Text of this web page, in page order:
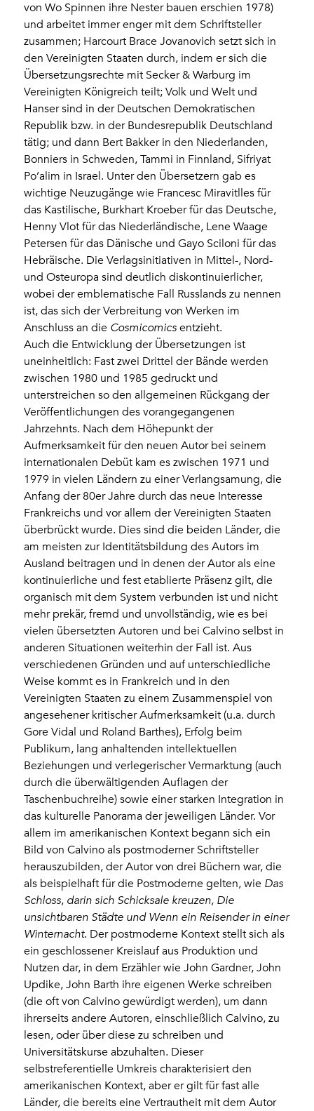
von Wo Spinnen ihre Nester bauen erschien 1978)
und arbeitet immer enger mit dem Schriftsteller
zusammen; Harcourt Brace Jovanovich setzt sich in
den Vereinigten Staaten durch, indem er sich die
Übersetzungsrechte mit Secker & Warburg im
Vereinigten Königreich teilt; Volk und Welt und
Hanser sind in der Deutschen Demokratischen
Republik bzw. in der Bundesrepublik Deutschland
tätig; und dann Bert Bakker in den Niederlanden,
Bonniers in Schweden, Tammi in Finnland, Sifriyat
Po’alim in Israel. Unter den Übersetzern gab es
wichtige Neuzugänge wie Francesc Miravitlles für
das Kastilische, Burkhart Kroeber für das Deutsche,
Henny Vlot für das Niederländische, Lene Waage
Petersen für das Dänische und Gayo Sciloni für das
Hebräische. Die Verlagsinitiativen in Mittel-, Nord-
und Osteuropa sind deutlich diskontinuierlicher,
wobei der emblematische Fall Russlands zu nennen
ist, das sich der Verbreitung von Werken im
Anschluss an die Cosmicomics entzieht.
Auch die Entwicklung der Übersetzungen ist
uneinheitlich: Fast zwei Drittel der Bände werden
zwischen 1980 und 1985 gedruckt und
unterstreichen so den allgemeinen Rückgang der
Veröffentlichungen des vorangegangenen
Jahrzehnts. Nach dem Höhepunkt der
Aufmerksamkeit für den neuen Autor bei seinem
internationalen Debüt kam es zwischen 1971 und
1979 in vielen Ländern zu einer Verlangsamung, die
Anfang der 80er Jahre durch das neue Interesse
Frankreichs und vor allem der Vereinigten Staaten
überbrückt wurde. Dies sind die beiden Länder, die
am meisten zur Identitätsbildung des Autors im
Ausland beitragen und in denen der Autor als eine
kontinuierliche und fest etablierte Präsenz gilt, die
organisch mit dem System verbunden ist und nicht
mehr prekär, fremd und unvollständig, wie es bei
vielen übersetzten Autoren und bei Calvino selbst in
anderen Situationen weiterhin der Fall ist. Aus
verschiedenen Gründen und auf unterschiedliche
Weise kommt es in Frankreich und in den
Vereinigten Staaten zu einem Zusammenspiel von
angesehener kritischer Aufmerksamkeit (u.a. durch
Gore Vidal und Roland Barthes), Erfolg beim
Publikum, lang anhaltenden intellektuellen
Beziehungen und verlegerischer Vermarktung (auch
durch die überwältigenden Auflagen der
Taschenbuchreihe) sowie einer starken Integration in
das kulturelle Panorama der jeweiligen Länder. Vor
allem im amerikanischen Kontext begann sich ein
Bild von Calvino als postmoderner Schriftsteller
herauszubilden, der Autor von drei Büchern war, die
als beispielhaft für die Postmoderne gelten, wie Das
Schloss, darin sich Schicksale kreuzen, Die
unsichtbaren Städte und Wenn ein Reisender in einer
Winternacht. Der postmoderne Kontext stellt sich als
ein geschlossener Kreislauf aus Produktion und
Nutzen dar, in dem Erzähler wie John Gardner, John
Updike, John Barth ihre eigenen Werke schreiben
(die oft von Calvino gewürdigt werden), um dann
ihrerseits andere Autoren, einschließlich Calvino, zu
lesen, oder über diese zu schreiben und
Universitätskurse abzuhalten. Dieser
selbstreferentielle Umkreis charakterisiert den
amerikanischen Kontext, aber er gilt für fast alle
Länder, die bereits eine Vertrautheit mit dem Autor